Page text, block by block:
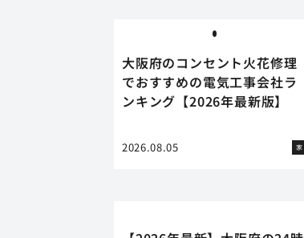
大阪府のコンセント火花修理
でおすすめの電気工事会社ラ
ンキング【2026年最新版】
2026.08.05 家